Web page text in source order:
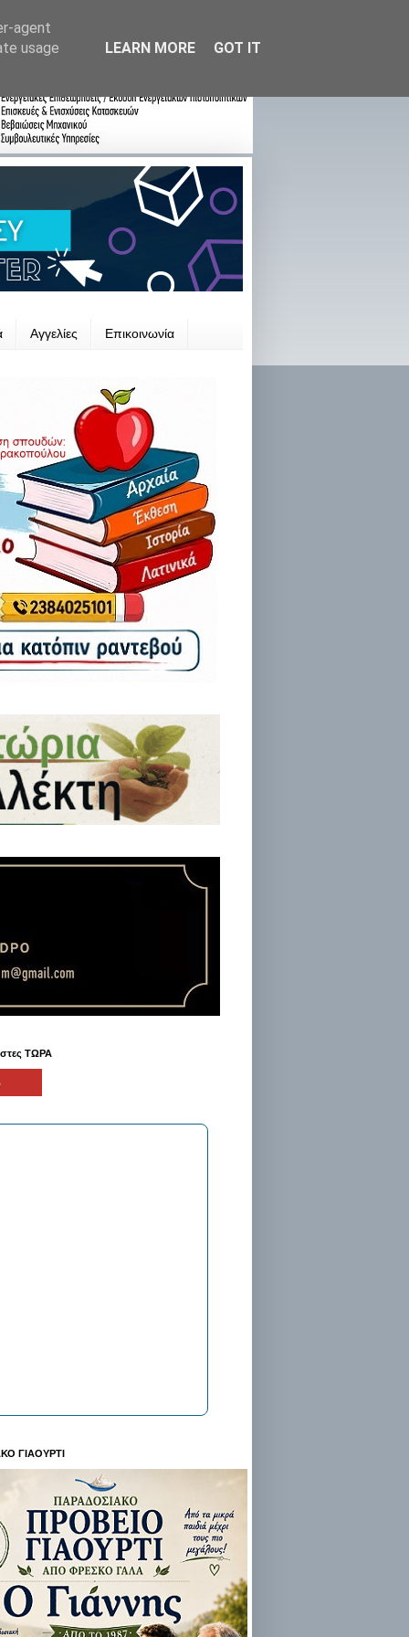
Αγγελίες Επικοινωνία
ΤΩΡΑ
ΓΙΑΟΥΡΤΙ
agent
usage
LEARN MORE GOT IT